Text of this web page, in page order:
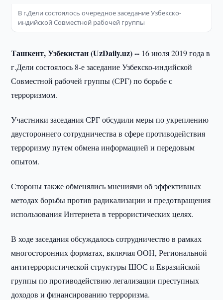
В г.Дели состоялось очередное заседание Узбекско-
индийской Совместной рабочей группы
Ташкент, Узбекистан (UzDaily.uz) -- 16 июля 2019 года в
г.Дели состоялось 8-е заседание Узбекско-индийской
Совместной рабочей группы (СРГ) по борьбе с
терроризмом.
Участники заседания СРГ обсудили меры по укреплению
двустороннего сотрудничества в сфере противодействия
терроризму путем обмена информацией и передовым
опытом.
Стороны также обменялись мнениями об эффективных
методах борьбы против радикализации и предотвращения
использования Интернета в террористических целях.
В ходе заседания обсуждалось сотрудничество в рамках
многосторонних форматах, включая ООН, Региональной
антитеррористической структуры ШОС и Евразийской
группы по противодействию легализации преступных
доходов и финансированию терроризма.